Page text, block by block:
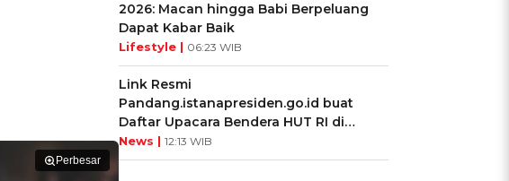
Perbesar
2026: Macan hingga Babi Berpeluang
Dapat Kabar Baik
Lifestyle | 06:23 WIB
Link Resmi
Pandang.istanapresiden.go.id buat
Daftar Upacara Bendera HUT RI di
Istana Negara
News | 12:13 WIB